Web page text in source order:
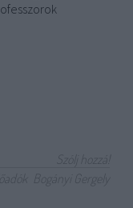
Szólj hozzá!
Bogányi Gergely